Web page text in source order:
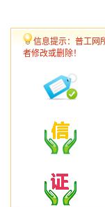
信息提示：普工网
者修改或删除！